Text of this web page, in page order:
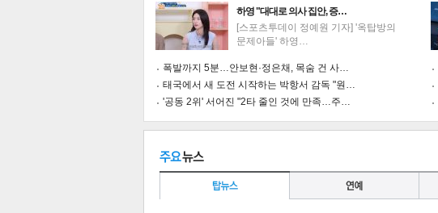
하영 "대대로 의사 집안, 증…
[스포츠투데이 정예원 기자] '옥탑방의
문제아들' 하영…
폭발까지 5분…안보현·정은채, 목숨 건 사…
태국에서 새 도전 시작하는 박항서 감독 "원…
'공동 2위' 서어진 "2타 줄인 것에 만족…주…